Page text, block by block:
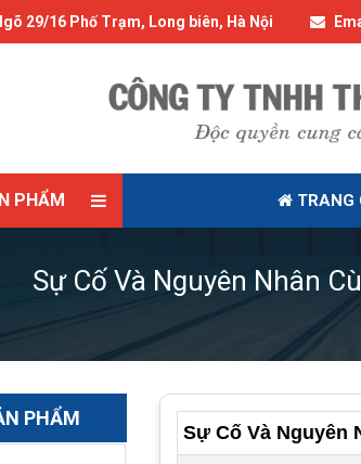
29/16 Phố Trạm, Long biên, Hà Nội
PHẨM TRANG
Sự Cố Và Nguyên Nhân
PHẨM
Sự Cố Và Nguyên